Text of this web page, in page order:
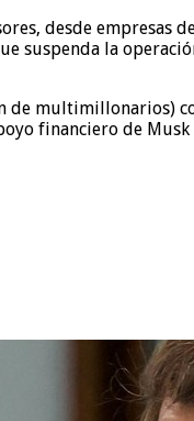
desde
suspenda la
multimillonarios)
financiero de Musk